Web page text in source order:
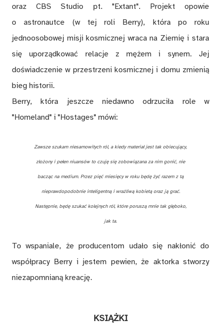
oraz CBS Studio pt. "Extant". Projekt opowie
o astronautce (w tej roli Berry), która po roku
jednoosobowej misji kosmicznej wraca na Ziemię i stara
się uporządkować relacje z mężem i synem. Jej
doświadczenie w przestrzeni kosmicznej i domu zmienią
bieg historii.
Berry, która jeszcze niedawno odrzuciła role w
"Homeland" i "Hostages" mówi:
Zawsze szukam niesamowitych ról, a kiedy materiał jest tak obiecujący,
złożony i pełen niuansów to czuję się zobowiązana za nim gonić, nie
bacząc na medium. Przez pięć miesięcy w roku będę żyć razem z tą
nieprawdopodobnie inteligentną i wrażliwą kobietą oraz ją grać.
Następnie, będę szukać kolejnych ról, które poruszą mnie tak głęboko,
jak ta.
To wspaniale, że producentom udało się nakłonić do
współpracy Berry i jestem pewien, że aktorka stworzy
niezapomnianą kreację.
KSIĄŻKI